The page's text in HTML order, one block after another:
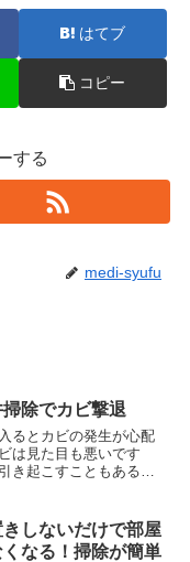
はてブ
コピー
する
medi-syufu
除でカビ撃退
るとカビの発生が心配
は見た目も悪いです
き起こすこともあるの
たいところが天井なん
いくとまず...
しないだけで部屋
なる！掃除が簡単